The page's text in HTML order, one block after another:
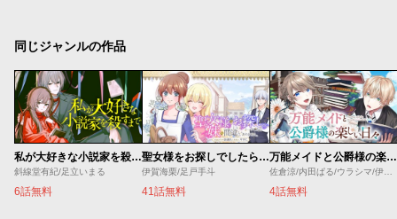
同じジャンルの作品
私が大好きな小説家を殺すまで
斜線堂有紀/足立いまる
6話無料
聖女様をお探しでしたら妹で間違いありません。さあどうぞお連れください、今すぐ。
伊賀海栗/足戸手斗
41話無料
万能メイドと公爵様の楽しい日々
佐倉涼/内田ぱる/ウラシマ/伊藤テリヤキ
4話無料